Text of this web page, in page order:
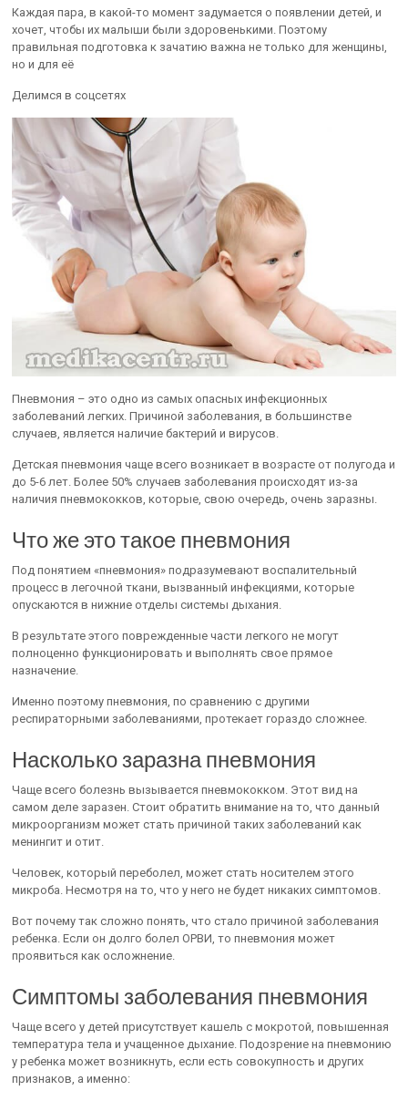
Каждая пара, в какой-то момент задумается о появлении детей, и
хочет, чтобы их малыши были здоровенькими. Поэтому
правильная подготовка к зачатию важна не только для женщины,
но и для её
Делимся в соцсетях
Пневмония – это одно из самых опасных инфекционных
заболеваний легких. Причиной заболевания, в большинстве
случаев, является наличие бактерий и вирусов.
Детская пневмония чаще всего возникает в возрасте от полугода и
до 5-6 лет. Более 50% случаев заболевания происходят из-за
наличия пневмококков, которые, свою очередь, очень заразны.
Что же это такое пневмония
Под понятием «пневмония» подразумевают воспалительный
процесс в легочной ткани, вызванный инфекциями, которые
опускаются в нижние отделы системы дыхания.
В результате этого поврежденные части легкого не могут
полноценно функционировать и выполнять свое прямое
назначение.
Именно поэтому пневмония, по сравнению с другими
респираторными заболеваниями, протекает гораздо сложнее.
Насколько заразна пневмония
Чаще всего болезнь вызывается пневмококком. Этот вид на
самом деле заразен. Стоит обратить внимание на то, что данный
микроорганизм может стать причиной таких заболеваний как
менингит и отит.
Человек, который переболел, может стать носителем этого
микроба. Несмотря на то, что у него не будет никаких симптомов.
Вот почему так сложно понять, что стало причиной заболевания
ребенка. Если он долго болел ОРВИ, то пневмония может
проявиться как осложнение.
Симптомы заболевания пневмония
Чаще всего у детей присутствует кашель с мокротой, повышенная
температура тела и учащенное дыхание. Подозрение на пневмонию
у ребенка может возникнуть, если есть совокупность и других
признаков, а именно: